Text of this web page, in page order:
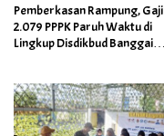
Pemberkasan Rampung, Gaji
2.079 PPPK Paruh Waktu di
Lingkup Disdikbud Banggai